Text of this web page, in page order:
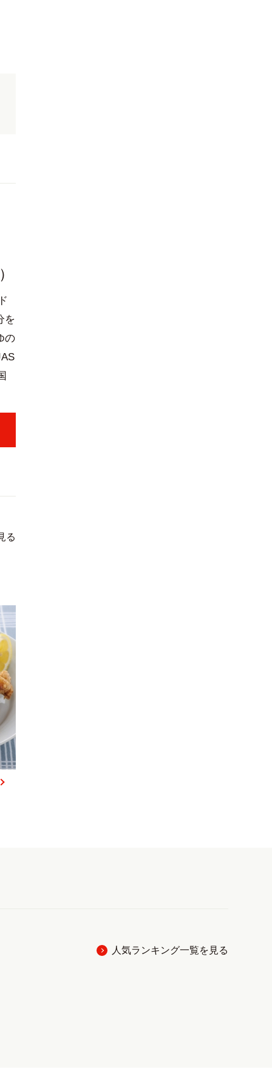
を
の
る
人気ランキング一覧を見る